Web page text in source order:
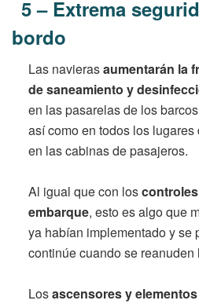
5 – Extrema
bordo
Las navierasaumentarán la
de saneamiento y
en las pasarelas de los
así como en todos los
en las cabinas de pasajeros.
Al igual que con los
embarque, esto es algo que
ya habían implementado y se
continúe cuando se reanuden
Losascensores y